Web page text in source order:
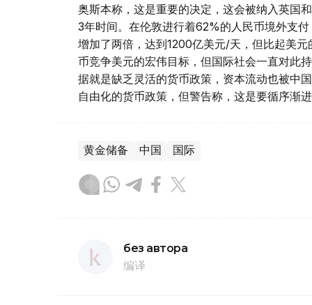
奥斯本称，这是重要的决定，这会被纳入英国
3年时间。在伦敦进行着62%的人民币境外支
增加了两倍，达到1200亿美元/天，但比起美
币竞争美元的宏伟目标，但国际社会一直对此
据就是缺乏灵活的货币政策，资本流动也被中
自由化的货币政策，但警告称，这是要循序渐进
黄金储备 中国 国际
без автора
编译